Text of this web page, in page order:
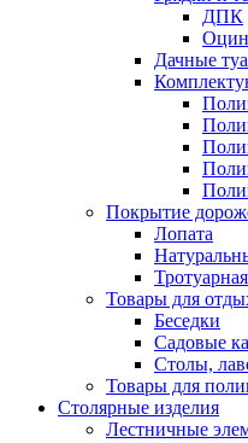
ДПК
Дачные
Покрытие
Лопата
Товары для
Беседки
Садовые
Столы,
Товары для
Столярные изделия
Лестничные